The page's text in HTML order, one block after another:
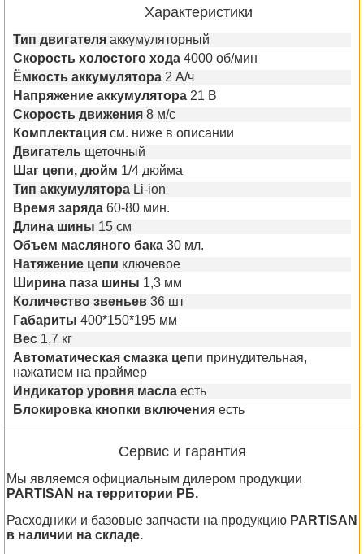
Характеристики
Тип двигателя аккумуляторный
Скорость холостого хода 4000 об/мин
Ёмкость аккумулятора 2 А/ч
Напряжение аккумулятора 21 B
Скорость движения 8 м/с
Комплектация см. ниже в описании
Двигатель щеточный
Шаг цепи, дюйм 1/4 дюйма
Тип аккумулятора Li-ion
Время заряда 60-80 мин.
Длина шины 15 см
Объем масляного бака 30 мл.
Натяжение цепи ключевое
Ширина паза шины 1,3 мм
Количество звеньев 36 шт
Габариты 400*150*195 мм
Вес 1,7 кг
Автоматическая смазка цепи принудительная,
нажатием на праймер
Индикатор уровня масла есть
Блокировка кнопки включения есть
Сервис и гарантия
Мы являемся официальным дилером продукции
PARTISAN на территории РБ.
Расходники и базовые запчасти на продукцию PARTISAN
в наличии на складе.